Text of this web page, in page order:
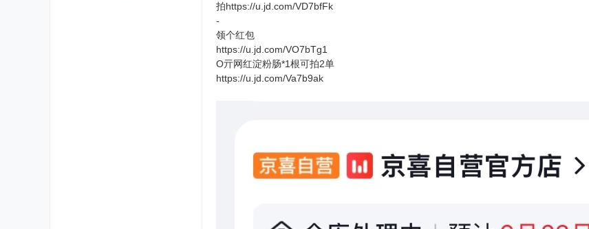
拍https://u.jd.com/VD7bfFk
​-
​领个红包
https://u.jd.com/VO7bTg1
O亓网红淀粉肠*1根可拍2单
https://u.jd.com/Va7b9ak